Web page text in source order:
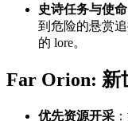
史诗任务与使命
到危险的悬赏
的 lore。
Far Orion: 新
优先资源开采